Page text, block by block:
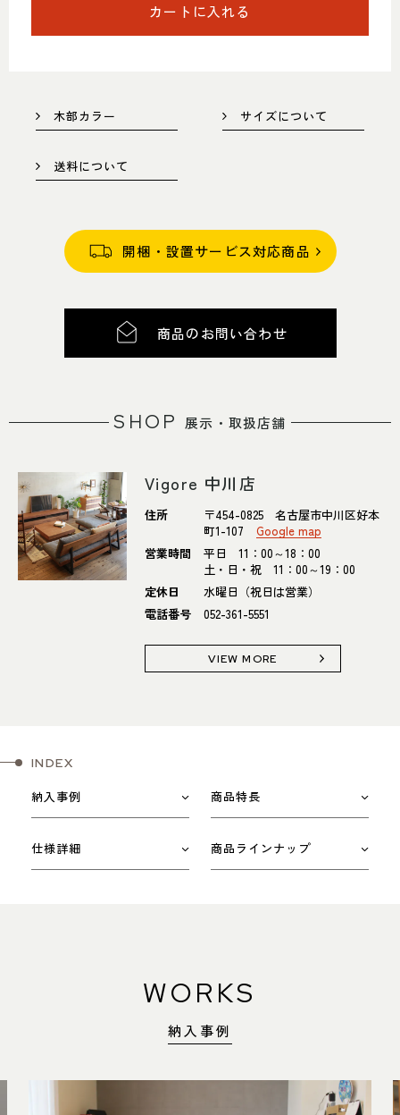
定休日
水曜日（祝日は営業）
カートに入れる
木部カラー サイズについて
送料について
開梱・設置サービス対応商品
商品のお問い合わせ
SHOP展示・取扱店舗
Vigore 中川店
住所
〒454-0825 名古屋市中川区好本
町1-107
Google map
営業時間
平日 11：00～18：00
土・日・祝 11：00～19：00
定休日
水曜日（祝日は営業）
電話番号
052-361-5551
VIEW MORE
INDEX
納入事例 商品特長
仕様詳細 商品ラインナップ
WORKS
納入事例